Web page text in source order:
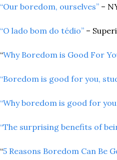
“Our boredom, ourselves” –
“O lado bom do tédio” –
“Why Boredom is Good For
“Boredom is good for you,
“Why boredom is good for
“The surprising benefits of
“5 Reasons Boredom Can Be